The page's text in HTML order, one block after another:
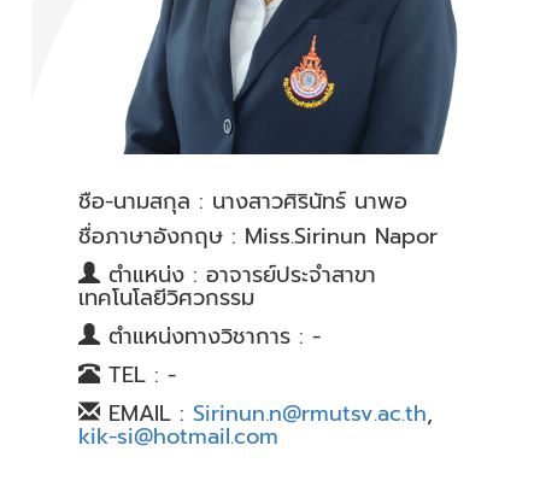
ชื่อ-นามสกุล : นางสาวศิรินัทร์ นาพอ
ชื่อภาษาอังกฤษ : Miss.Sirinun Napor
ตำแหน่ง : อาจารย์ประจำสาขา
เทคโนโลยีวิศวกรรม
ตำแหน่งทางวิชาการ : -
TEL : -
EMAIL : Sirinun.n@rmutsv.ac.th,
kik-si@hotmail.com